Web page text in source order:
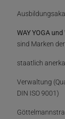
WAY YOGA
sind Marken
staatlich
Verwaltung
DIN ISO 9001)